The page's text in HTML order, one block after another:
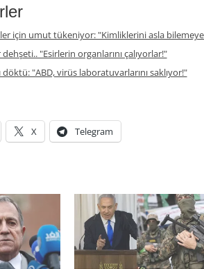
için umut tükeniyor: "Kimliklerini asla
"Esirlerin organlarını çalıyorlar!"
döktü: "ABD, virüs laboratuvarlarını saklıyor!"
X Telegram